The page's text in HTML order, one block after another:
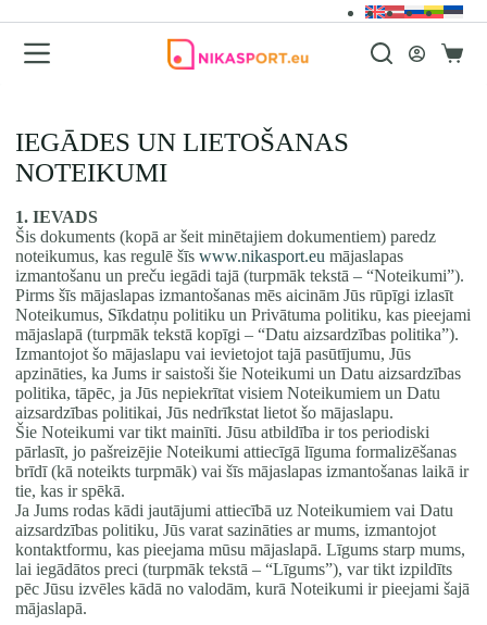
к
сути
IEGĀDES UN LIETOŠANAS
NOTEIKUMI
1. IEVADS
Šis dokuments (kopā ar šeit minētajiem dokumentiem) paredz
noteikumus, kas regulē šīs www.nikasport.eu mājaslapas
izmantošanu un preču iegādi tajā (turpmāk tekstā – “Noteikumi”).
Pirms šīs mājaslapas izmantošanas mēs aicinām Jūs rūpīgi izlasīt
Noteikumus, Sīkdatņu politiku un Privātuma politiku, kas pieejami
mājaslapā (turpmāk tekstā kopīgi – “Datu aizsardzības politika”).
Izmantojot šo mājaslapu vai ievietojot tajā pasūtījumu, Jūs
apzināties, ka Jums ir saistoši šie Noteikumi un Datu aizsardzības
politika, tāpēc, ja Jūs nepiekrītat visiem Noteikumiem un Datu
aizsardzības politikai, Jūs nedrīkstat lietot šo mājaslapu.
Šie Noteikumi var tikt mainīti. Jūsu atbildība ir tos periodiski
pārlasīt, jo pašreizējie Noteikumi attiecīgā līguma formalizēšanas
brīdī (kā noteikts turpmāk) vai šīs mājaslapas izmantošanas laikā ir
tie, kas ir spēkā.
Ja Jums rodas kādi jautājumi attiecībā uz Noteikumiem vai Datu
aizsardzības politiku, Jūs varat sazināties ar mums, izmantojot
kontaktformu, kas pieejama mūsu mājaslapā. Līgums starp mums,
lai iegādātos preci (turpmāk tekstā – “Līgums”), var tikt izpildīts
pēc Jūsu izvēles kādā no valodām, kurā Noteikumi ir pieejami šajā
mājaslapā.